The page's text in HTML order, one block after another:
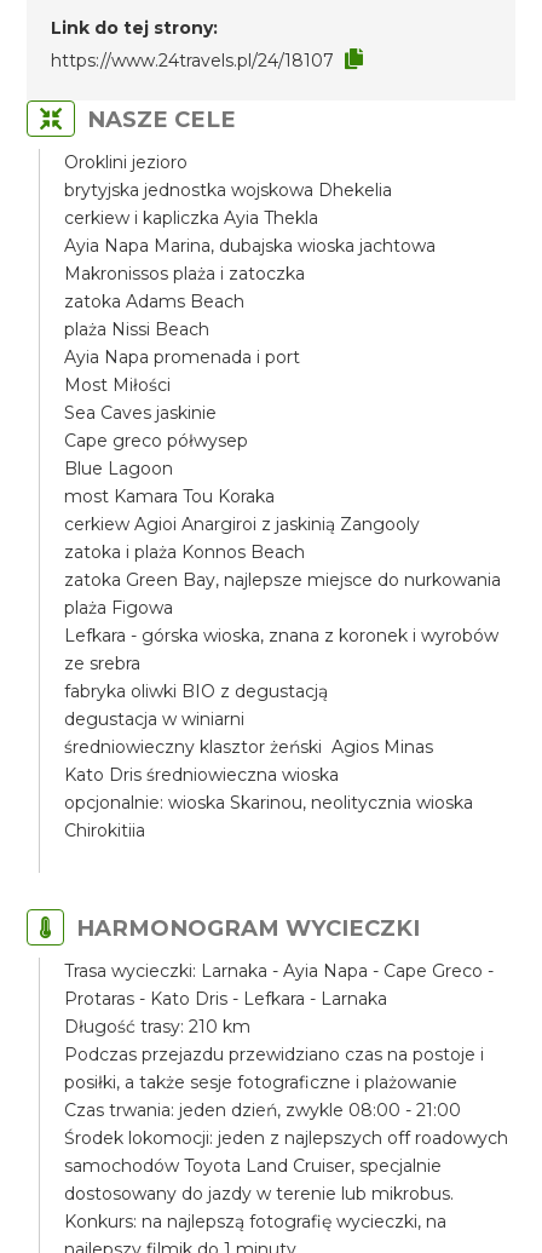
Link do tej strony:
https://www.24travels.pl/24/18107
NASZE CELE
Oroklini jezioro
brytyjska jednostka wojskowa Dhekelia
cerkiew i kapliczka Ayia Thekla
Ayia Napa Marina, dubajska wioska jachtowa
Makronissos plaża i zatoczka
zatoka Adams Beach
plaża Nissi Beach
Ayia Napa promenada i port
Most Miłości
Sea Caves jaskinie
Cape greco półwysep
Blue Lagoon
most Kamara Tou Koraka
cerkiew Agioi Anargiroi z jaskinią Zangooly
zatoka i plaża Konnos Beach
zatoka Green Bay, najlepsze miejsce do nurkowania
plaża Figowa
Lefkara - górska wioska, znana z koronek i wyrobów
ze srebra
fabryka oliwki BIO z degustacją
degustacja w winiarni
średniowieczny klasztor żeński Agios Minas
Kato Dris średniowieczna wioska
opcjonalnie: wioska Skarinou, neolitycznia wioska
Chirokitiia
HARMONOGRAM WYCIECZKI
Trasa wycieczki: Larnaka - Ayia Napa - Cape Greco -
Protaras - Kato Dris - Lefkara - Larnaka
Długość trasy: 210 km
Podczas przejazdu przewidziano czas na postoje i
posiłki, a także sesje fotograficzne i plażowanie
Czas trwania: jeden dzień, zwykle 08:00 - 21:00
Środek lokomocji: jeden z najlepszych off roadowych
samochodów Toyota Land Cruiser, specjalnie
dostosowany do jazdy w terenie lub mikrobus.
Konkurs: na najlepszą fotografię wycieczki, na